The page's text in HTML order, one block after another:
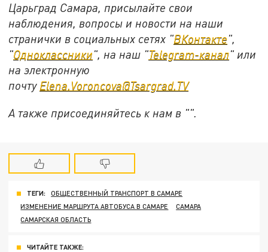
Царьград Самара, присылайте свои
наблюдения, вопросы и новости на наши
странички в социальных сетях "ВКонтакте",
"Одноклассники", на наш "Telegram-канал" или
на электронную
почту Elena.Voroncova@Tsargrad.TV
А также присоединяйтесь к нам в "".
ТЕГИ:
ОБЩЕСТВЕННЫЙ ТРАНСПОРТ В САМАРЕ
ИЗМЕНЕНИЕ МАРШРУТА АВТОБУСА В САМАРЕ
САМАРА
САМАРСКАЯ ОБЛАСТЬ
ЧИТАЙТЕ ТАКЖЕ: